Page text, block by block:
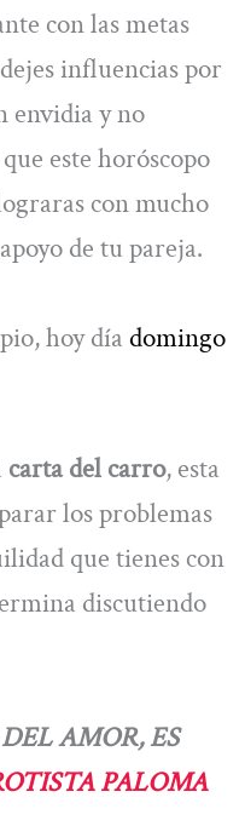
con las metas
influencias por
envidia y no
este horóscopo
con mucho
de tu pareja.
hoy día domingo
carta del carro, esta
los problemas
que tienes con
discutiendo
AMOR, ES
PALOMA